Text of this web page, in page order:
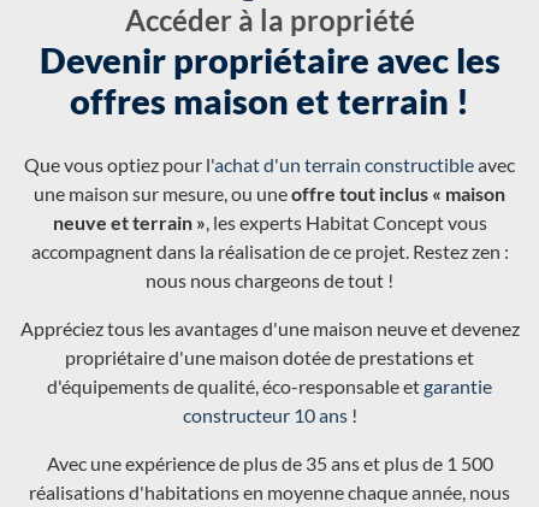
Accéder à la propriété
Devenir propriétaire avec les
offres maison et terrain !
Que vous optiez pour l'achat d'un terrain constructibleavec
une maison sur mesure, ou uneoffre tout inclus « maison
neuve et terrain », les experts Habitat Concept vous
accompagnent dans la réalisation de ce projet. Restez zen :
nous nous chargeons de tout !
Appréciez tous les avantages d'une maison neuve et devenez
propriétaire d'une maison dotée de prestations et
d'équipements de qualité, éco-responsable etgarantie
constructeur 10 ans!
Avec une expérience de plus de 35 ans et plus de 1 500
réalisations d'habitations en moyenne chaque année, nous